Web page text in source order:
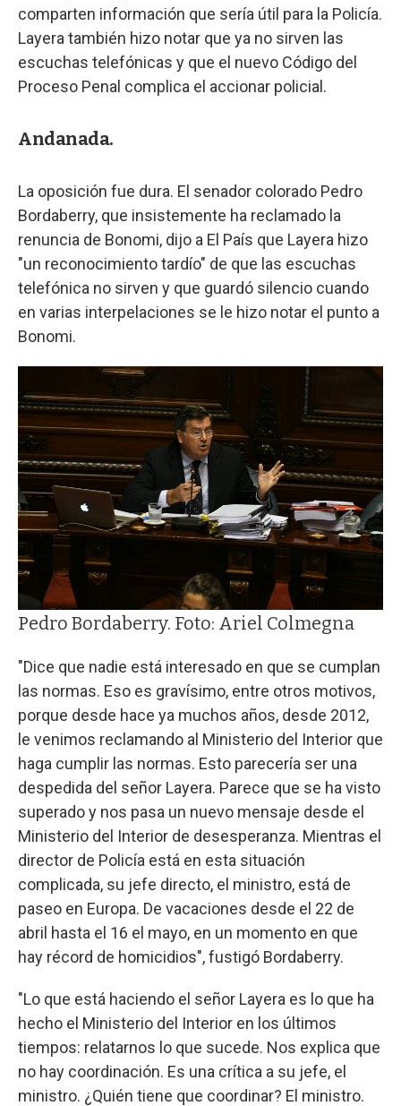
comparten información que sería útil para la Policía.
Layera también hizo notar que ya no sirven las
escuchas telefónicas y que el nuevo Código del
Proceso Penal complica el accionar policial.
Andanada.
La oposición fue dura. El senador colorado Pedro
Bordaberry, que insistemente ha reclamado la
renuncia de Bonomi, dijo a El País que Layera hizo
"un reconocimiento tardío" de que las escuchas
telefónica no sirven y que guardó silencio cuando
en varias interpelaciones se le hizo notar el punto a
Bonomi.
Pedro Bordaberry. Foto: Ariel Colmegna
"Dice que nadie está interesado en que se cumplan
las normas. Eso es gravísimo, entre otros motivos,
porque desde hace ya muchos años, desde 2012,
le venimos reclamando al Ministerio del Interior que
haga cumplir las normas. Esto parecería ser una
despedida del señor Layera. Parece que se ha visto
superado y nos pasa un nuevo mensaje desde el
Ministerio del Interior de desesperanza. Mientras el
director de Policía está en esta situación
complicada, su jefe directo, el ministro, está de
paseo en Europa. De vacaciones desde el 22 de
abril hasta el 16 el mayo, en un momento en que
hay récord de homicidios", fustigó Bordaberry.
"Lo que está haciendo el señor Layera es lo que ha
hecho el Ministerio del Interior en los últimos
tiempos: relatarnos lo que sucede. Nos explica que
no hay coordinación. Es una crítica a su jefe, el
ministro. ¿Quién tiene que coordinar? El ministro.